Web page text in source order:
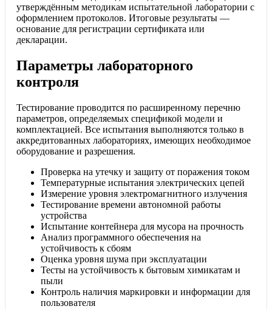
утверждённым методикам испытательной лаборатории с
оформлением протоколов. Итоговые результаты —
основание для регистрации сертификата или
декларации.
Параметры лабораторного
контроля
Тестирование проводится по расширенному перечню
параметров, определяемых спецификой модели и
комплектацией. Все испытания выполняются только в
аккредитованных лабораториях, имеющих необходимое
оборудование и разрешения.
Проверка на утечку и защиту от поражения током
Температурные испытания электрических цепей
Измерение уровня электромагнитного излучения
Тестирование времени автономной работы
устройства
Испытание контейнера для мусора на прочность
Анализ программного обеспечения на
устойчивость к сбоям
Оценка уровня шума при эксплуатации
Тесты на устойчивость к бытовым химикатам и
пыли
Контроль наличия маркировки и информации для
пользователя